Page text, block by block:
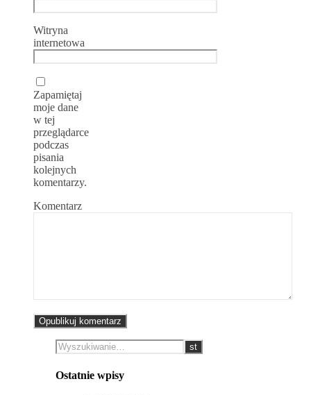
Witryna
internetowa
Zapamiętaj
moje dane
w tej
przeglądarce
podczas
pisania
kolejnych
komentarzy.
Komentarz
Ostatnie wpisy